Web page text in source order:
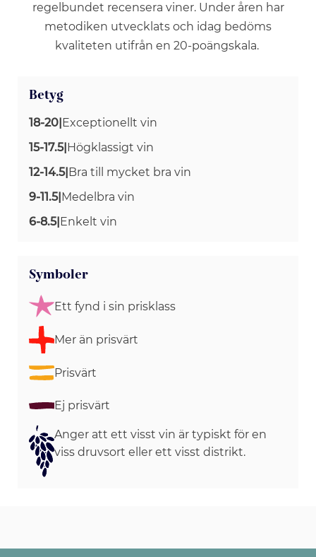
regelbundet recensera viner. Under åren har
metodiken utvecklats och idag bedöms
kvaliteten utifrån en 20-poängskala.
Betyg
18-20|Exceptionellt vin
15-17.5|Högklassigt vin
12-14.5|Bra till mycket bra vin
9-11.5|Medelbra vin
6-8.5|Enkelt vin
Symboler
Ett fynd i sin prisklass
Mer än prisvärt
Prisvärt
Ej prisvärt
Anger att ett visst vin är typiskt för en
viss druvsort eller ett visst distrikt.